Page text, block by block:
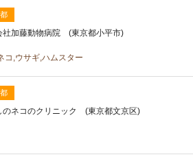
社加藤動物病院 (東京都小平市)
コ,ウサギ,ハムスター
のネコのクリニック (東京都文京区)